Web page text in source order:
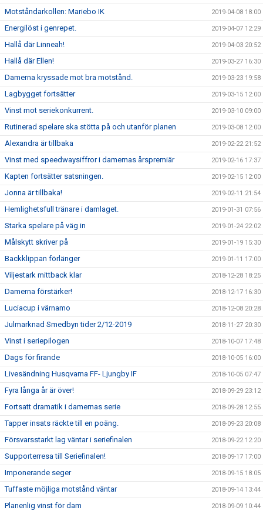
Motståndarkollen: Mariebo IK 2019-04-08 18:00
Energilöst i genrepet. 2019-04-07 12:29
Hallå där Linneah! 2019-04-03 20:52
Hallå där Ellen! 2019-03-27 16:30
Damerna kryssade mot bra motstånd. 2019-03-23 19:58
Lagbygget fortsätter 2019-03-15 12:00
Vinst mot seriekonkurrent. 2019-03-10 09:00
Rutinerad spelare ska stötta på och utanför planen 2019-03-08 12:00
Alexandra är tillbaka 2019-02-22 21:52
Vinst med speedwaysiffror i damernas årspremiär 2019-02-16 17:37
Kapten fortsätter satsningen. 2019-02-15 12:00
Jonna är tillbaka! 2019-02-11 21:54
Hemlighetsfull tränare i damlaget. 2019-01-31 07:56
Starka spelare på väg in 2019-01-24 22:02
Målskytt skriver på 2019-01-19 15:30
Backklippan förlänger 2019-01-11 17:00
Viljestark mittback klar 2018-12-28 18:25
Damerna förstärker! 2018-12-17 16:30
Luciacup i värnamo 2018-12-08 20:28
Julmarknad Smedbyn tider 2/12-2019 2018-11-27 20:30
Vinst i seriepilogen 2018-10-07 17:48
Dags för firande 2018-10-05 16:00
Livesändning Husqvarna FF- Ljungby IF 2018-10-05 07:47
Fyra långa år är över! 2018-09-29 23:12
Fortsatt dramatik i damernas serie 2018-09-28 12:55
Tapper insats räckte till en poäng. 2018-09-23 20:08
Försvarsstarkt lag väntar i seriefinalen 2018-09-22 12:20
Supporterresa till Seriefinalen! 2018-09-17 17:00
Imponerande seger 2018-09-15 18:05
Tuffaste möjliga motstånd väntar 2018-09-14 13:44
Planenlig vinst för dam 2018-09-09 10:44